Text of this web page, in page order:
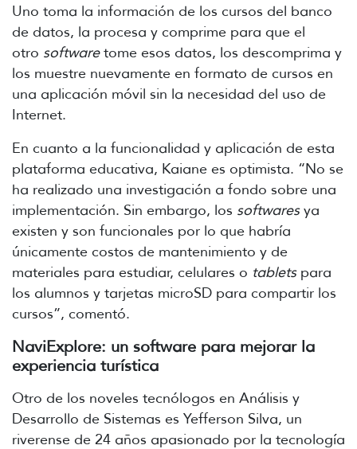
Uno toma la información de los cursos del banco
de datos, la procesa y comprime para que el
otro software tome esos datos, los descomprima y
los muestre nuevamente en formato de cursos en
una aplicación móvil sin la necesidad del uso de
Internet.
En cuanto a la funcionalidad y aplicación de esta
plataforma educativa, Kaiane es optimista. “No se
ha realizado una investigación a fondo sobre una
implementación. Sin embargo, los softwares ya
existen y son funcionales por lo que habría
únicamente costos de mantenimiento y de
materiales para estudiar, celulares o tablets para
los alumnos y tarjetas microSD para compartir los
cursos”, comentó.
NaviExplore: un software para mejorar la
experiencia turística
Otro de los noveles tecnólogos en Análisis y
Desarrollo de Sistemas es Yefferson Silva, un
riverense de 24 años apasionado por la tecnología